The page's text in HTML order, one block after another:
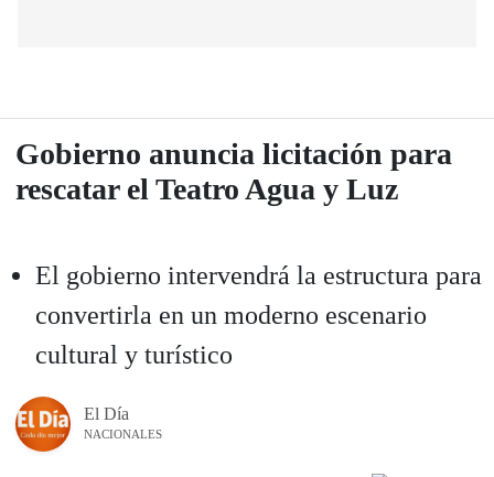
Gobierno anuncia licitación para
rescatar el Teatro Agua y Luz
El gobierno intervendrá la estructura para
convertirla en un moderno escenario
cultural y turístico
El Día
NACIONALES